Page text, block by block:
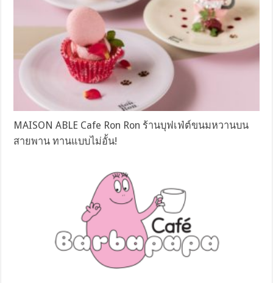
MAISON ABLE Cafe Ron Ron ร้านบุฟเฟ่ต์ขนมหวานบน
สายพาน ทานแบบไม่อั้น!